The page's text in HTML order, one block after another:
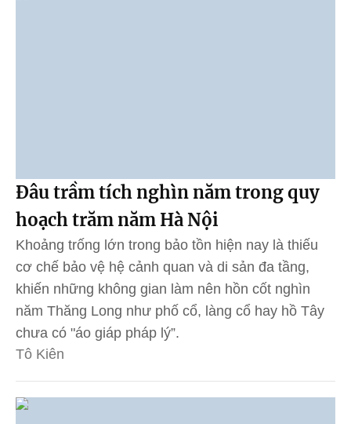
Đâu trầm tích nghìn năm trong quy
hoạch trăm năm Hà Nội
Khoảng trống lớn trong bảo tồn hiện nay là thiếu
cơ chế bảo vệ hệ cảnh quan và di sản đa tầng,
khiến những không gian làm nên hồn cốt nghìn
năm Thăng Long như phố cổ, làng cổ hay hồ Tây
chưa có "áo giáp pháp lý”.
Tô Kiên